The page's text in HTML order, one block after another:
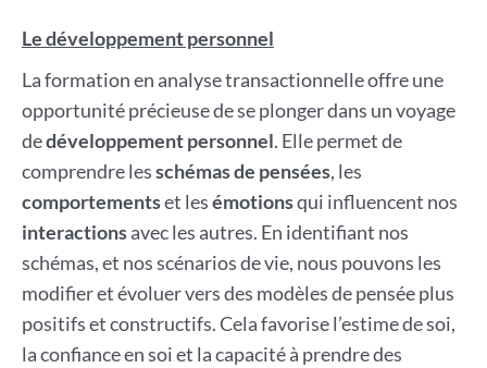
Le développement personnel
La formation en analyse transactionnelle offre une
opportunité précieuse de se plonger dans un voyage
dedéveloppement personnel. Elle permet de
comprendre lesschémas de pensées, les
comportementset lesémotionsqui influencent nos
interactionsavec les autres. En identifiant nos
schémas, et nos scénarios de vie, nous pouvons les
modifier et évoluer vers des modèles de pensée plus
positifs et constructifs. Cela favorise l’estime de soi,
la confiance en soi et la capacité à prendre des